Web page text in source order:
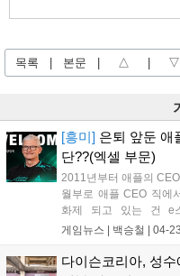
목록 본문 △
[흥미] 은퇴 앞둔 애
단??(엑셀 부문)
2011년부터 애플의
월부로 애플 CEO 직에
화제 되고 있는 건 e
Gaming)의 합류다. 오로
츠 프로게이머 선수가
게임뉴스 | 백승철 04-23
다이슨코리아, 성